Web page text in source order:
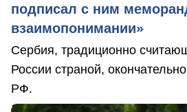
подписал с ним
взаимопонимании»
Сербия, традиционно
России страной,
РФ.